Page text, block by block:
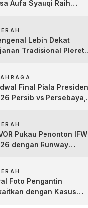
Aufa Syauqi Raih
Lebih Dekat
Tradisional Pleret
Final Piala Presiden
Persib vs Persebaya,
Pukau Penonton IFW
dengan Runway
Foto Pengantin
dengan Kasus